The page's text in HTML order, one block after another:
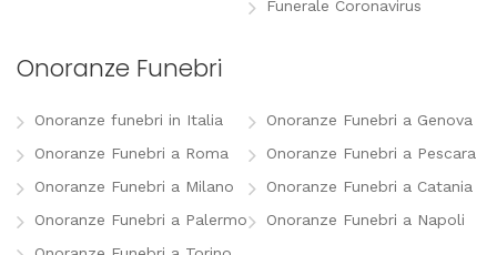
Funerale Coronavirus
Onoranze Funebri
Onoranze funebri in Italia
Onoranze Funebri a Roma
Onoranze Funebri a Milano
Onoranze Funebri a Palermo
Onoranze Funebri a Genova
Onoranze Funebri a Pescara
Onoranze Funebri a Catania
Onoranze Funebri a Napoli